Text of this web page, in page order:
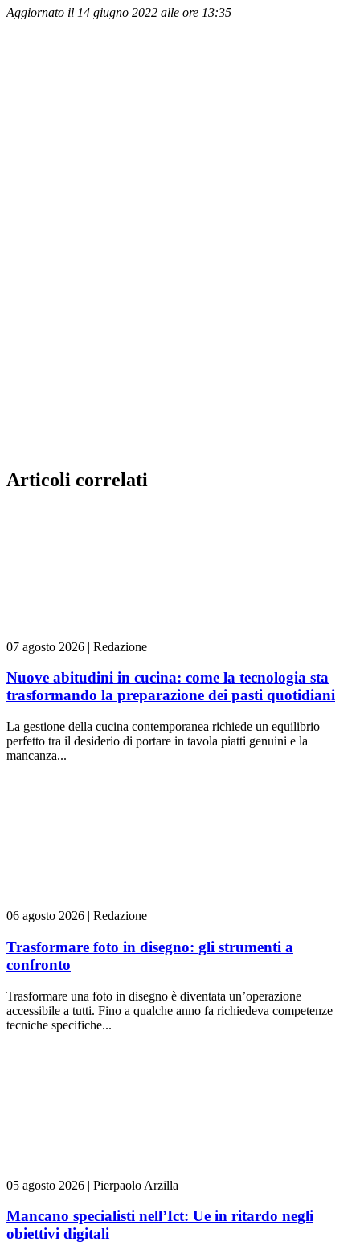
Aggiornato il 14 giugno 2022 alle ore 13:35
Articoli correlati
07 agosto 2026 | Redazione
Nuove abitudini in cucina: come la tecnologia sta
trasformando la preparazione dei pasti quotidiani
La gestione della cucina contemporanea richiede un equilibrio
perfetto tra il desiderio di portare in tavola piatti genuini e la
mancanza...
06 agosto 2026 | Redazione
Trasformare foto in disegno: gli strumenti a
confronto
Trasformare una foto in disegno è diventata un’operazione
accessibile a tutti. Fino a qualche anno fa richiedeva competenze
tecniche specifiche...
05 agosto 2026 | Pierpaolo Arzilla
Mancano specialisti nell’Ict: Ue in ritardo negli
obiettivi digitali